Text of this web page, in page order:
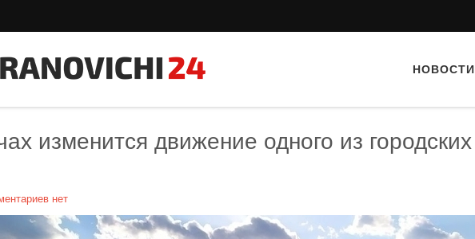
НОВОСТИ
изменится движение одного из городских
нет